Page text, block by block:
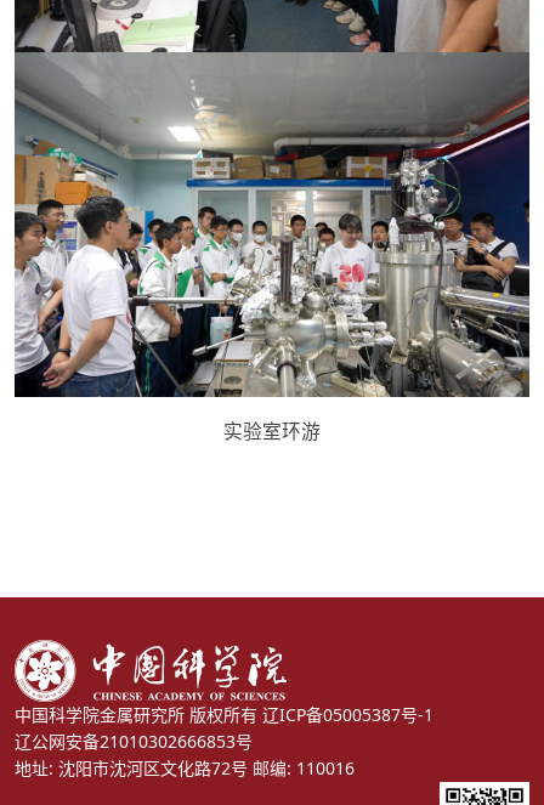
实验室环游
中国科学院金属研究所 版权所有 辽ICP备05005387号-1
辽公网安备21010302666853号
地址: 沈阳市沈河区文化路72号 邮编: 110016